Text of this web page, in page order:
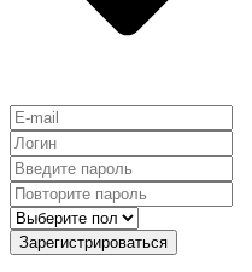
Зарегистрироваться